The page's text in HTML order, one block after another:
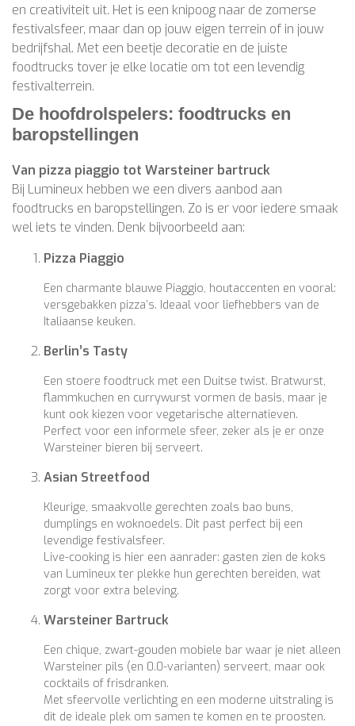
en creativiteit uit. Het is een knipoog naar de zomerse
festivalsfeer, maar dan op jouw eigen terrein of in jouw
bedrijfshal. Met een beetje decoratie en de juiste
foodtrucks tover je elke locatie om tot een levendig
festivalterrein.
De hoofdrolspelers: foodtrucks en
baropstellingen
Van pizza piaggio tot Warsteiner bartruck
Bij Lumineux hebben we een divers aanbod aan
foodtrucks en baropstellingen. Zo is er voor iedere smaak
wel iets te vinden. Denk bijvoorbeeld aan:
Pizza Piaggio
Een charmante blauwe Piaggio, houtaccenten en vooral:
versgebakken pizza’s. Ideaal voor liefhebbers van de
Italiaanse keuken.
Berlin’s Tasty
Een stoere foodtruck met een Duitse twist. Bratwurst,
flammkuchen en currywurst vormen de basis, maar je
kunt ook kiezen voor vegetarische alternatieven.
Perfect voor een informele sfeer, zeker als je er onze
Warsteiner bieren bij serveert.
Asian Streetfood
Kleurige, smaakvolle gerechten zoals bao buns,
dumplings en woknoedels. Dit past perfect bij een
levendige festivalsfeer.
Live-cooking is hier een aanrader: gasten zien de koks
van Lumineux ter plekke hun gerechten bereiden, wat
zorgt voor extra beleving.
Warsteiner Bartruck
Een chique, zwart-gouden mobiele bar waar je niet alleen
Warsteiner pils (en 0.0-varianten) serveert, maar ook
cocktails of frisdranken.
Met sfeervolle verlichting en een moderne uitstraling is
dit de ideale plek om samen te komen en te proosten.